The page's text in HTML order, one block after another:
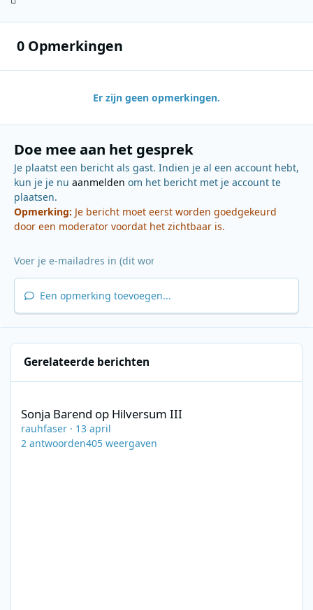
0 Opmerkingen
Er zijn geen opmerkingen.
Doe mee aan het gesprek
Je plaatst een bericht als gast. Indien je al een account hebt,
kun je je nu aanmelden om het bericht met je account te
plaatsen.
Opmerking: Je bericht moet eerst worden goedgekeurd
door een moderator voordat het zichtbaar is.
Een opmerking toevoegen...
Gerelateerde berichten
Sonja Barend op Hilversum III
rauhfaser · 13 april
2 antwoorden405 weergaven